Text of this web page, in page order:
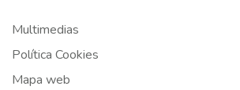
Multimedias
Política Cookies
Mapa web